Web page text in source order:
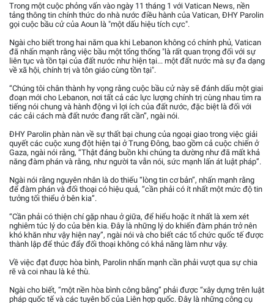
Trong một cuộc phỏng vấn vào ngày 11 tháng 1 với Vatican News, nền
tảng thông tin chính thức do nhà nước điều hành của Vatican, ĐHY Parolin
gọi cuộc bầu cử của Aoun là "một dấu hiệu tích cực".
Ngài cho biết trong hai năm qua khi Lebanon không có chính phủ, Vatican
đã nhấn mạnh rằng việc bầu một tổng thống "là rất quan trọng đối với sự
liên tục và tồn tại của đất nước như hiện tại... một đất nước mà sự đa dạng
về xã hội, chính trị và tôn giáo cùng tồn tại".
“Chúng tôi chân thành hy vọng rằng cuộc bầu cử này sẽ đánh dấu một giai
đoạn mới cho Lebanon, nơi tất cả các lực lượng chính trị cùng nhau tìm ra
tiếng nói chung và hành động vì lợi ích của đất nước, đặc biệt là đối với
các cải cách mà đất nước đang rất cần”, ngài nói.
ĐHY Parolin phàn nàn về sự thất bại chung của ngoại giao trong việc giải
quyết các cuộc xung đột hiện tại ở Trung Đông, bao gồm cả cuộc chiến ở
Gaza, ngài nói rằng, “Thật đáng buồn khi chúng ta dường như đã mất khả
năng đàm phán và rằng, như người ta vẫn nói, sức mạnh lấn át luật pháp”.
Ngài nói rằng nguyên nhân là do thiếu “lòng tin cơ bản”, nhấn mạnh rằng
để đàm phán và đối thoại có hiệu quả, “cần phải có ít nhất một mức độ tin
tưởng tối thiểu ở bên kia”.
“Cần phải có thiện chí gặp nhau ở giữa, để hiểu hoặc ít nhất là xem xét
nghiêm túc lý do của bên kia. Đây là những lý do khiến đàm phán trở nên
khó khăn như vậy hiện nay”, ngài nói và cho biết các tổ chức quốc tế được
thành lập để thúc đẩy đối thoại không có khả năng làm như vậy.
Về việc đạt được hòa bình, Parolin nhấn mạnh cần phải vượt qua sự chia
rẽ và coi nhau là kẻ thù.
Ngài cho biết, “một nền hòa bình công bằng” phải được “xây dựng trên luật
pháp quốc tế và các tuyên bố của Liên hợp quốc. Đây là những công cụ